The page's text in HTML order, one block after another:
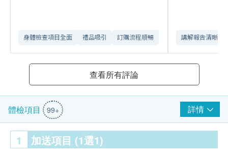
身體檢查項目全面 禮品吸引 訂購流程順暢 講解報告清晰​
查看所有評論
體檢項目 99+ 詳情
1 加送項目 (1選1)